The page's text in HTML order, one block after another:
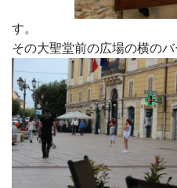
す。
その大聖堂前の広場の横のバ